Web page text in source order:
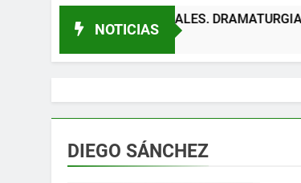
NOTICIAS
DRAMATURGIAS CONTEMPORÁNEAS
DIEGO SÁNCHEZ